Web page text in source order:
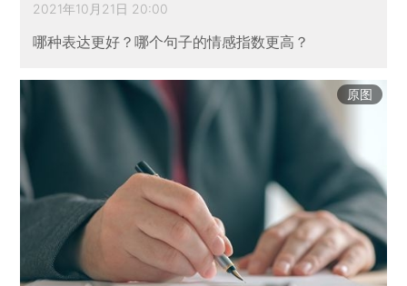
2021年10月21日 20:00
哪种表达更好？哪个句子的情感指数更高？
原图